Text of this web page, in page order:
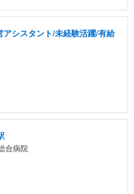
アシスタント/未経験活躍/有給
合病院